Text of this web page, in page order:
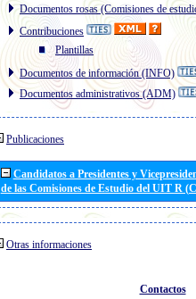
Documentos rosas (Comisiones de
Contribuciones
Plantillas
Documentos de información (INFO)
Documentos administrativos (ADM)
Publicaciones
Candidatos a Presidentes y
de las Comisiones de Estudio del UIT R
Otras informaciones
Contactos